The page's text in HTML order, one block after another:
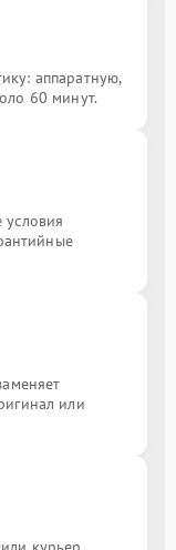
аппаратную,
60 минут.
или